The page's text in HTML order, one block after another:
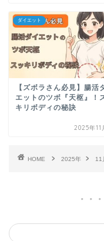
ダイエット
【ズボラさん必見】腸活
エットのツボ『天枢』！
キリボディの秘訣
2025年11
HOME 2025年 11